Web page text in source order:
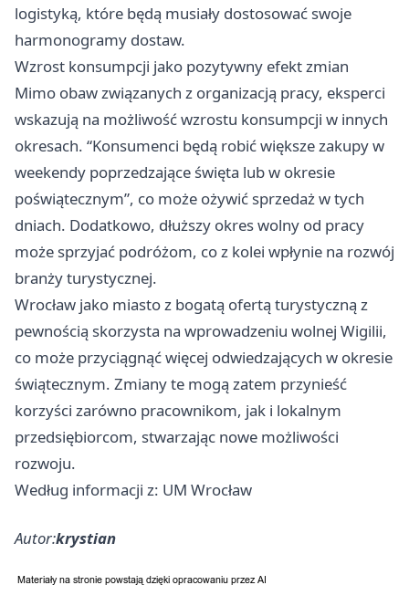
logistyką, które będą musiały dostosować swoje
harmonogramy dostaw.
Wzrost konsumpcji jako pozytywny efekt zmian
Mimo obaw związanych z organizacją pracy, eksperci
wskazują na możliwość wzrostu konsumpcji w innych
okresach. “Konsumenci będą robić większe zakupy w
weekendy poprzedzające święta lub w okresie
poświątecznym”, co może ożywić sprzedaż w tych
dniach. Dodatkowo, dłuższy okres wolny od pracy
może sprzyjać podróżom, co z kolei wpłynie na rozwój
branży turystycznej.
Wrocław jako miasto z bogatą ofertą turystyczną z
pewnością skorzysta na wprowadzeniu wolnej Wigilii,
co może przyciągnąć więcej odwiedzających w okresie
świątecznym. Zmiany te mogą zatem przynieść
korzyści zarówno pracownikom, jak i lokalnym
przedsiębiorcom, stwarzając nowe możliwości
rozwoju.
Według informacji z: UM Wrocław
Autor:krystian